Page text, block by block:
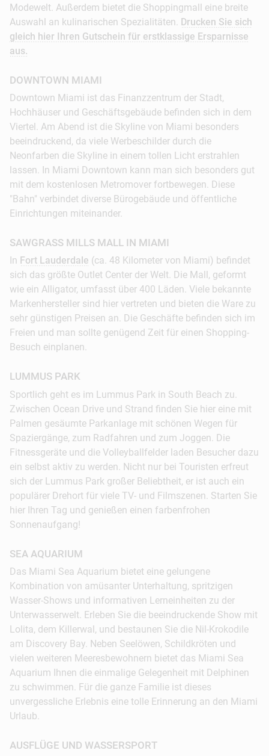
Modewelt. Außerdem bietet die Shoppingmall eine breite
Auswahl an kulinarischen Spezialitäten. Drucken Sie sich
gleich hier Ihren Gutschein für erstklassige Ersparnisse
aus.
DOWNTOWN MIAMI
Downtown Miami ist das Finanzzentrum der Stadt,
Hochhäuser und Geschäftsgebäude befinden sich in dem
Viertel. Am Abend ist die Skyline von Miami besonders
beeindruckend, da viele Werbeschilder durch die
Neonfarben die Skyline in einem tollen Licht erstrahlen
lassen. In Miami Downtown kann man sich besonders gut
mit dem kostenlosen Metromover fortbewegen. Diese
"Bahn" verbindet diverse Bürogebäude und öffentliche
Einrichtungen miteinander.
SAWGRASS MILLS MALL IN MIAMI
In Fort Lauderdale (ca. 48 Kilometer von Miami) befindet
sich das größte Outlet Center der Welt. Die Mall, geformt
wie ein Alligator, umfasst über 400 Läden. Viele bekannte
Markenhersteller sind hier vertreten und bieten die Ware zu
sehr günstigen Preisen an. Die Geschäfte befinden sich im
Freien und man sollte genügend Zeit für einen Shopping-
Besuch einplanen.
LUMMUS PARK
Sportlich geht es im Lummus Park in South Beach zu.
Zwischen Ocean Drive und Strand finden Sie hier eine mit
Palmen gesäumte Parkanlage mit schönen Wegen für
Spaziergänge, zum Radfahren und zum Joggen. Die
Fitnessgeräte und die Volleyballfelder laden Besucher dazu
ein selbst aktiv zu werden. Nicht nur bei Touristen erfreut
sich der Lummus Park großer Beliebtheit, er ist auch ein
populärer Drehort für viele TV- und Filmszenen. Starten Sie
hier Ihren Tag und genießen einen farbenfrohen
Sonnenaufgang!
SEA AQUARIUM
Das Miami Sea Aquarium bietet eine gelungene
Kombination von amüsanter Unterhaltung, spritzigen
Wasser-Shows und informativen Lerneinheiten zu der
Unterwasserwelt. Erleben Sie die beeindruckende Show mit
Lolita, dem Killerwal, und bestaunen Sie die Nil-Krokodile
am Discovery Bay. Neben Seelöwen, Schildkröten und
vielen weiteren Meeresbewohnern bietet das Miami Sea
Aquarium Ihnen die einmalige Gelegenheit mit Delphinen
zu schwimmen. Für die ganze Familie ist dieses
unvergessliche Erlebnis eine tolle Erinnerung an den Miami
Urlaub.
AUSFLÜGE UND WASSERSPORT